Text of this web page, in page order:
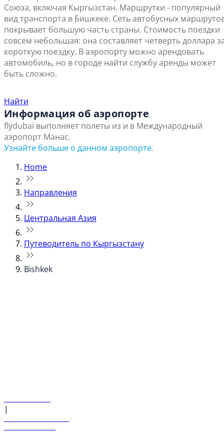
Союза, включая Кыргызстан. Маршрутки - популярный
вид транспорта в Бишкеке. Сеть автобусных
покрывает большую часть страны. Стоимость поездки
совсем небольшая: она составляет четверть доллара
короткую поездку. В аэропорту можно арендовать
автомобиль, но в городе найти службу аренды может
быть сложно.
Найти
Информация об аэропорте
flydubai выполняет полеты из и в Международный
аэропорт Манас.
Узнайте больше о данном аэропорте.
Home
Направления
Центральная Азия
Путеводитель по Кыргызстану
Bishkek
|